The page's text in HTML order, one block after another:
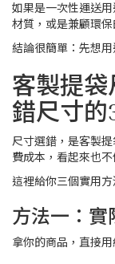
如果是一次性運送
材質，或是兼顧環保
結論很簡單：先想
客製提
錯尺寸的
尺寸選錯，是客製
費成本，看起來也不
這裡給你三個實用方
方法一：實
拿你的商品，直接